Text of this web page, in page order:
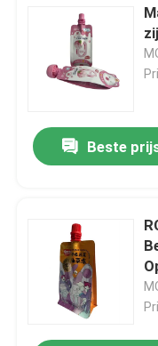
Producten
Ongeveer ons
Beste